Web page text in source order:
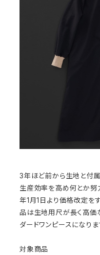
3年ほど前から生地と付
生産効率を高め何とか努
年1月1日より価格改定を
品は生地用尺が長く高価
ダードワンピースになりま
対象商品